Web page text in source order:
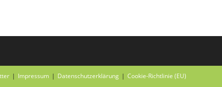
Impressum Datenschutzerklärung Cookie-Richtlinie (EU)